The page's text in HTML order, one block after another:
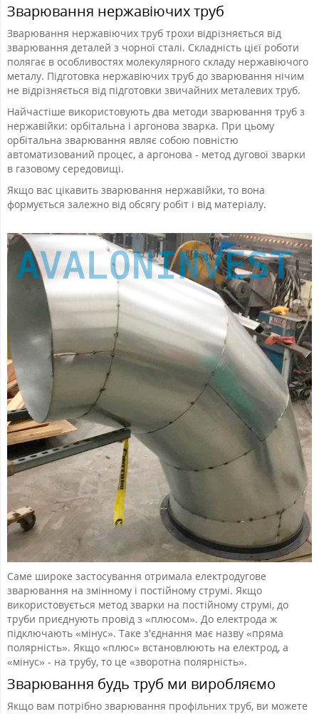
Зварювання нержавіючих труб
Зварювання нержавіючих труб трохи відрізняється від
зварювання деталей з чорної сталі. Складність цієї роботи
полягає в особливостях молекулярного складу нержавіючого
металу. Підготовка нержавіючих труб до зварювання нічим
не відрізняється від підготовки звичайних металевих труб.
Найчастіше використовують два методи зварювання труб з
нержавійки: орбітальна і аргонова зварка. При цьому
орбітальна зварювання являє собою повністю
автоматизований процес, а аргонова - метод дугової зварки
в газовому середовищі.
Якщо вас цікавить зварювання нержавійки, то вона
формується залежно від обсягу робіт і від матеріалу.
Саме широке застосування отримала електродугове
зварювання на змінному і постійному струмі. Якщо
використовується метод зварки на постійному струмі, до
труби приєднують провід з «плюсом». До електрода ж
підключають «мінус». Таке з'єднання має назву «пряма
полярність». Якщо «плюс» встановлюють на електрод, а
«мінус» - на трубу, то це «зворотна полярність».
Зварювання будь труб ми виробляємо
Якщо вам потрібно зварювання профільних труб, ви можете